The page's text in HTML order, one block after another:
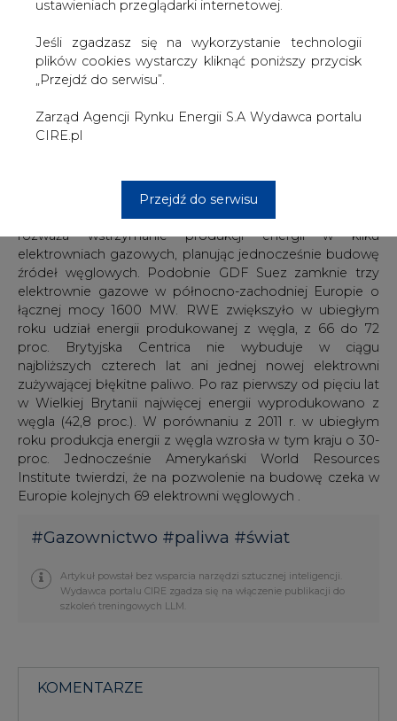
ustawieniach przeglądarki internetowej.
Jeśli zgadzasz się na wykorzystanie technologii
plików cookies wystarczy kliknąć poniższy przycisk
„Przejdź do serwisu”.
Zarząd Agencji Rynku Energii S.A Wydawca portalu
CIRE.pl
Przejdź do serwisu
11,70 euro droższa niż z węgla. Podobna sytuacja jest w
ceny praw do emisji CO2. Reuters oszacował, że dla
opłacalności gazu jako paliwa cena praw do emisji CO2
musiałaby wzrosnać do 35 euro za tonę– czytamy w
W tej sytuacji europejskie koncerny energetyczne
na Stary Kontynent gazu, rezygnują z budowy elektrowni
gazowych i zwiększają zużycie węgla jako paliwa do
produkcji energii. DGP podaje lawinę faktów. E.ON
rozważa wstrzymanie produkcji energii w kilku
elektrowniach gazowych, planując jednocześnie budowę
źródeł węglowych. Podobnie GDF Suez zamknie trzy
elektrownie gazowe w północno-zachodniej Europie o
łącznej mocy 1600 MW. RWE zwiększyło w ubiegłym
roku udział energii produkowanej z węgla, z 66 do 72
proc. Brytyjska Centrica nie wybuduje w ciągu
najbliższych czterech lat ani jednej nowej elektrowni
zużywającej błękitne paliwo. Po raz pierwszy od pięciu lat
w Wielkiej Brytanii najwięcej energii wyprodukowano z
węgla (42,8 proc.). W porównaniu z 2011 r. w ubiegłym
roku produkcja energii z węgla wzrosła w tym kraju o 30-
proc. Jednocześnie Amerykański World Resources
Institute twierdzi, że na pozwolenie na budowę czeka w
Europie kolejnych 69 elektrowni węglowych .
#Gazownictwo #paliwa #świat
Artykuł powstał bez wsparcia narzędzi sztucznej inteligencji.
Wydawca portalu CIRE zgadza się na włączenie publikacji do
szkoleń treningowych LLM.
KOMENTARZE